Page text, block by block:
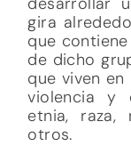
gira
que
de dicho
que viven
violencia y
etnia, raza,
otros.